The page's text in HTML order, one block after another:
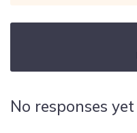
No responses yet